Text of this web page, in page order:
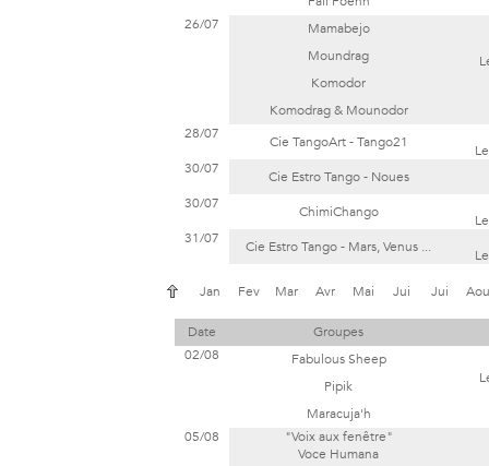
26/07
Mamabejo
Moundrag
Komodor
Komodrag & Mounodor
28/07
Cie TangoArt - Tango21
30/07
Cie Estro Tango - Noues
30/07
ChimiChango
31/07
Cie Estro Tango - Mars, Venus ...
Jan Fev Mar Avr Mai Jui Jui Aou
Date
Groupes
02/08
Fabulous Sheep
Pipik
Maracuja'h
05/08
"Voix aux fenêtre"
Voce Humana